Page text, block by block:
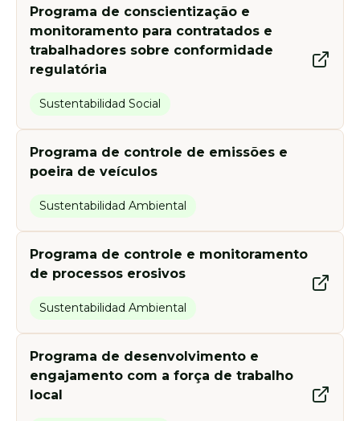
Programa de conscientização e
monitoramento para contratados e
trabalhadores sobre conformidade
regulatória
Sustentabilidad Social
Programa de controle de emissões e
poeira de veículos
Sustentabilidad Ambiental
Programa de controle e monitoramento
de processos erosivos
Sustentabilidad Ambiental
Programa de desenvolvimento e
engajamento com a força de trabalho
local